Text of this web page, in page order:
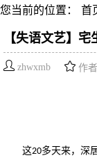
您当前的位置： 首
【失语文艺】
zhwxmb 作
这20多天来，深